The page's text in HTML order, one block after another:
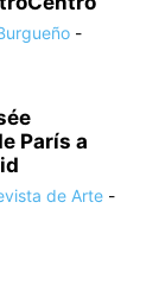
-
París a
de Arte -